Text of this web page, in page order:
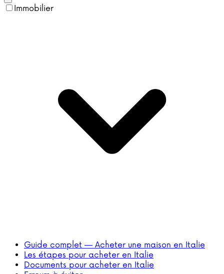
Immobilier
Guide complet — Acheter une maison en Italie
Les étapes pour acheter en Italie
Documents pour acheter en Italie